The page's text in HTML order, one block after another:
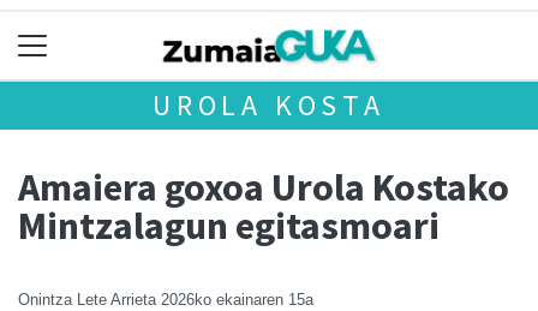
UROLA KOSTA
Amaiera goxoa Urola Kostako
Mintzalagun egitasmoari
Onintza Lete Arrieta 2026ko ekainaren 15a